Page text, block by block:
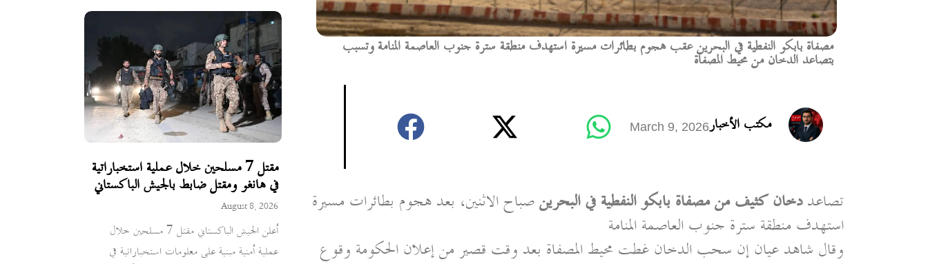
مقتل 7 مسلحين خلال عملية استخباراتية
في هانغو ومقتل ضابط بالجيش الباكستاني
August 8, 2026
أعلن الجيش الباكستاني مقتل 7 مسلحين خلال
عملية أمنية مبنية على معلومات استخباراتية في
مصفاة بابكو النفطية في البحرين عقب هجوم بطائرات مسيرة استهدف منطقة سترة جنوب العاصمة المنامة وتسبب
بتصاعد الدخان من محيط المصفاة
مكتب الأخبارMarch 9, 2026
تصاعددخان كثيف من مصفاة بابكو النفطية في البحرينصباح الاثنين، بعد هجوم بطائرات مسيرة
استهدف منطقة سترة جنوب العاصمة المنامة
وقال شاهد عيان إن سحب الدخان غطت محيط المصفاة بعد وقت قصير من إعلان الحكومة وقوع